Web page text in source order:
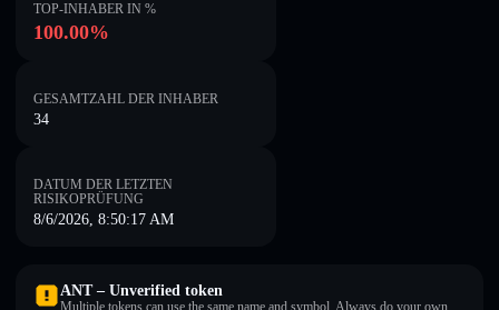
TOP-INHABER IN %
100.00%
GESAMTZAHL DER INHABER
34
DATUM DER LETZTEN
RISIKOPRÜFUNG
8/6/2026, 8:50:17 AM
ANT – Unverified token
Multiple tokens can use the same name and symbol. Always do your own